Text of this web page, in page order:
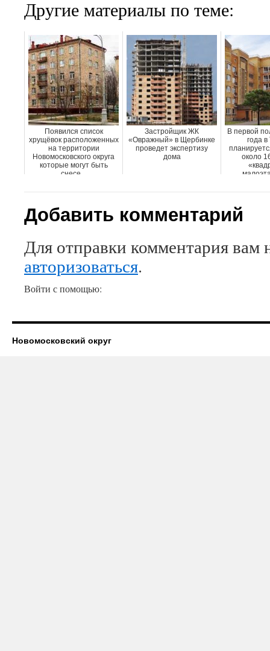
Другие материалы по теме:
Появился список
хрущёвок расположенных
на территории
Новомосковского округа
которые могут быть
снесе...
Застройщик ЖК
«Овражный» в Щербинке
проведет экспертизу
дома
В первой
года
около
Добавить комментарий
Для отправки комментария вам
авторизоваться.
Войти с помощью:
Новомосковский округ